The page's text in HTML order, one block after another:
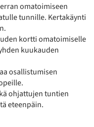
omatoimiseen
tunnille. Kertakäynti
kortti omatoimiselle
kuukauden
osallistumisen
ohjattujen tuntien
eteenpäin.